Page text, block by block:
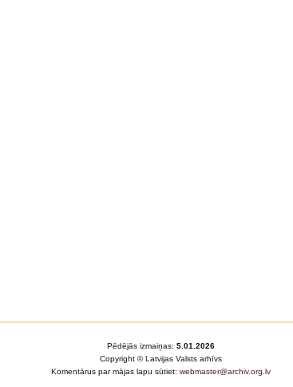
Pēdējās izmaiņas: 5.01.2026
Copyright © Latvijas Valsts arhīvs
Komentārus par mājas lapu sūtiet: webmaster@archiv.org.lv